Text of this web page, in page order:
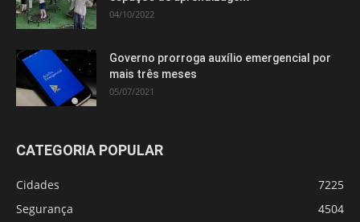
04/10/2022
Governo prorroga auxílio emergencial por
mais três meses
05/07/2021
CATEGORIA POPULAR
Cidades
7225
Segurança
4504